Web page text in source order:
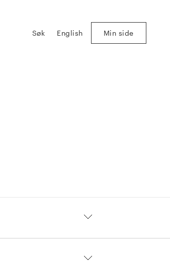
Søk English Min side